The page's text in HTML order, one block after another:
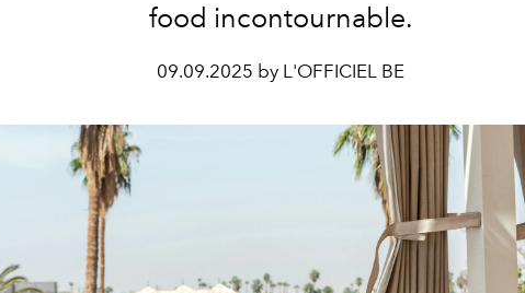
food incontournable.
09.09.2025 by L'OFFICIEL BE